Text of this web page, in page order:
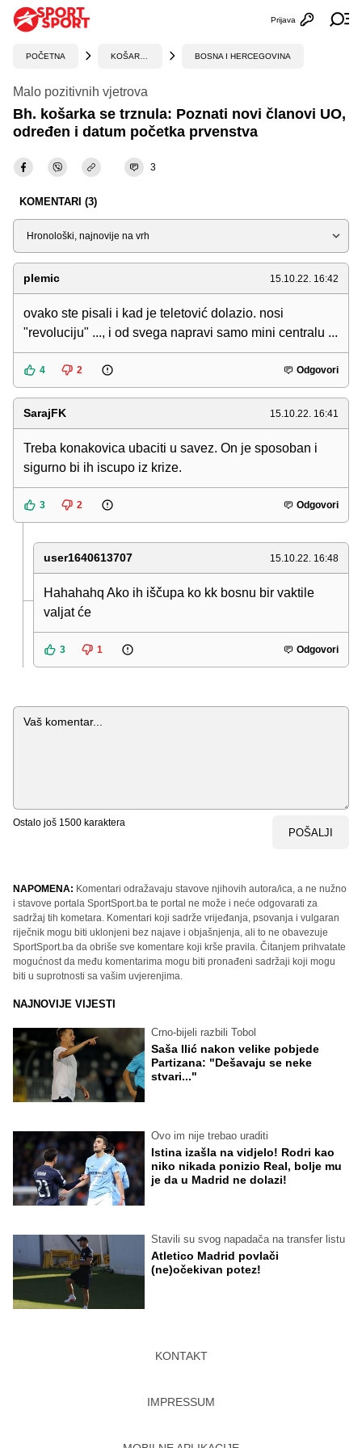
Otvori
Prijava
POČETNA BOSNA I HERCEGOVINA
Malo pozitivnih vjetrova
Bh. košarka se trznula: Poznati novi članovi UO,
određen i datum početka prvenstva
3
KOMENTARI (3)
Sortiraj
plemic 15.10.22. 16:42
ovako ste pisali i kad je teletović dolazio. nosi
"revoluciju" ..., i od svega napravi samo mini centralu ...
4 2 Odgovori
SarajFK 15.10.22. 16:41
Treba konakovica ubaciti u savez. On je sposoban i
sigurno bi ih iscupo iz krize.
3 2 Odgovori
user1640613707 15.10.22. 16:48
Hahahahq Ako ih iščupa ko kk bosnu bir vaktile
valjat će
3 1 Odgovori
Komentar
Ostalo još 1500 karaktera
POŠALJI
NAPOMENA: Komentari odražavaju stavove njihovih autora/ica, a ne nužno
i stavove portala SportSport.ba te portal ne može i neće odgovarati za
sadržaj tih kometara. Komentari koji sadrže vrijeđanja, psovanja i vulgaran
riječnik mogu biti uklonjeni bez najave i objašnjenja, ali to ne obavezuje
SportSport.ba da obriše sve komentare koji krše pravila. Čitanjem prihvatate
mogućnost da među komentarima mogu biti pronađeni sadržaji koji mogu
biti u suprotnosti sa vašim uvjerenjima.
NAJNOVIJE VIJESTI
Crno-bijeli razbili Tobol
Saša Ilić nakon velike pobjede
Partizana: "Dešavaju se neke
stvari..."
Ovo im nije trebao uraditi
Istina izašla na vidjelo! Rodri kao
niko nikada ponizio Real, bolje mu
je da u Madrid ne dolazi!
Stavili su svog napadača na transfer listu
Atletico Madrid povlači
(ne)očekivan potez!
KONTAKT
IMPRESSUM